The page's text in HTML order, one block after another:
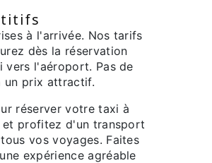
à l'arrivée. Nos tarifs
dès la réservation
l'aéroport. Pas de
un prix attractif.
réserver votre taxi à
profitez d'un transport
vos voyages. Faites
expérience agréable